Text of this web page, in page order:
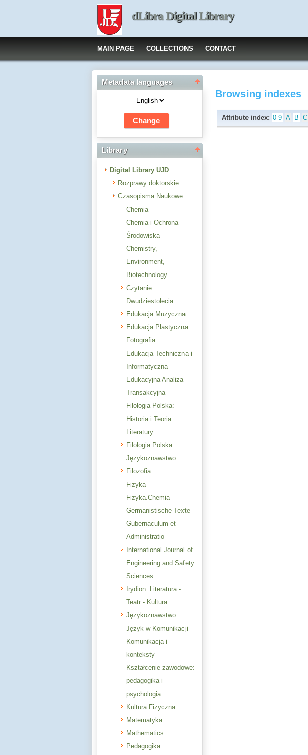
dLibra Digital Library
MAIN PAGE COLLECTIONS CONTACT
Metadata languages
Library
Digital Library UJD
Rozprawy doktorskie
Czasopisma Naukowe
Chemia
Chemia i Ochrona
Środowiska
Chemistry,
Environment,
Biotechnology
Czytanie
Dwudziestolecia
Edukacja Muzyczna
Edukacja Plastyczna:
Fotografia
Edukacja Techniczna i
Informatyczna
Edukacyjna Analiza
Transakcyjna
Filologia Polska:
Historia i Teoria
Literatury
Filologia Polska:
Językoznawstwo
Filozofia
Fizyka
Fizyka.Chemia
Germanistische Texte
Gubernaculum et
Administratio
International Journal of
Engineering and Safety
Sciences
Irydion. Literatura -
Teatr - Kultura
Językoznawstwo
Język w Komunikacji
Komunikacja i
konteksty
Kształcenie zawodowe:
pedagogika i
psychologia
Kultura Fizyczna
Matematyka
Mathematics
Pedagogika
Browsing indexes
Attribute index: 0-9 A B C